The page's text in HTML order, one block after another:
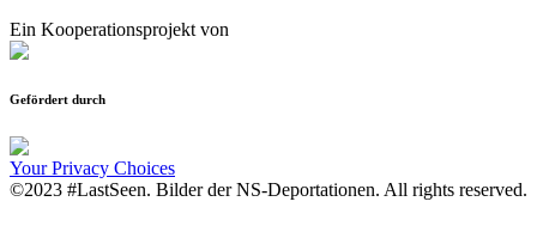
Ein Kooperationsprojekt von
Gefördert durch
Your Privacy Choices
©2023 #LastSeen. Bilder der NS-Deportationen. All rights reserved.